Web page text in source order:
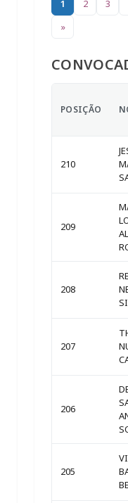
1 2 3
»
POSIÇÃO
210
209
208
207
206
205